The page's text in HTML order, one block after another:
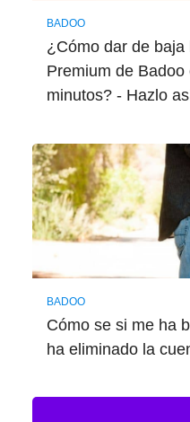
BADOO
¿Cómo dar de baja
Premium de
minutos? - Hazlo
BADOO
Cómo se si me ha
ha eliminado la